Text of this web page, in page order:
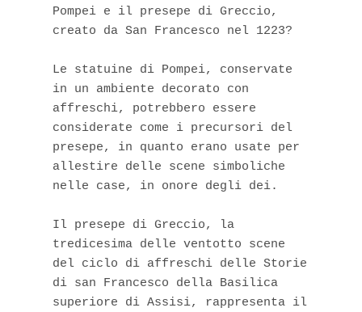
Pompei e il presepe di Greccio,
creato da San Francesco nel 1223?
Le statuine di Pompei, conservate
in un ambiente decorato con
affreschi, potrebbero essere
considerate come i precursori del
presepe, in quanto erano usate per
allestire delle scene simboliche
nelle case, in onore degli dei.
Il presepe di Greccio, la
tredicesima delle ventotto scene
del ciclo di affreschi delle Storie
di san Francesco della Basilica
superiore di Assisi, rappresenta il